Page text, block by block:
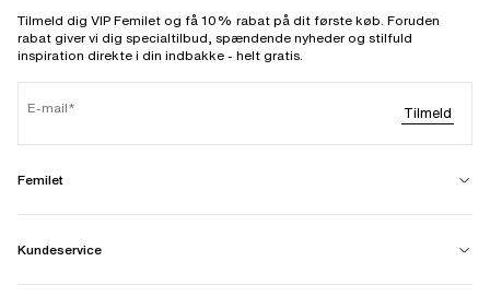
Tilmeld dig VIP Femilet og få 10% rabat på dit første køb. Foruden
rabat giver vi dig specialtilbud, spændende nyheder og stilfuld
inspiration direkte i din indbakke - helt gratis.
E-mail Tilmeld
Femilet
Kundeservice